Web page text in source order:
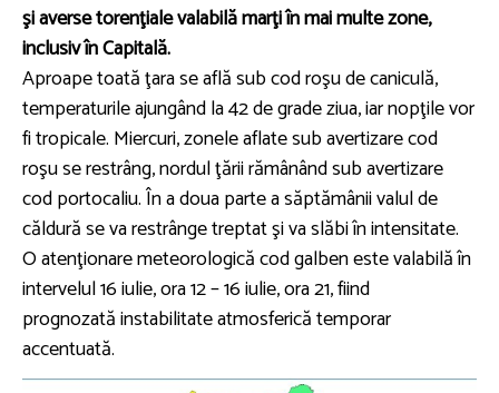
şi averse torenţiale valabilă marţi în mai multe zone,
inclusiv în Capitală.
Aproape toată ţara se află sub cod roşu de caniculă,
temperaturile ajungând la 42 de grade ziua, iar nopţile vor
fi tropicale. Miercuri, zonele aflate sub avertizare cod
roşu se restrâng, nordul ţării rămânând sub avertizare
cod portocaliu. În a doua parte a săptămânii valul de
căldură se va restrânge treptat şi va slăbi în intensitate.
O atenţionare meteorologică cod galben este valabilă în
intervelul 16 iulie, ora 12 – 16 iulie, ora 21, fiind
prognozată instabilitate atmosferică temporar
accentuată.